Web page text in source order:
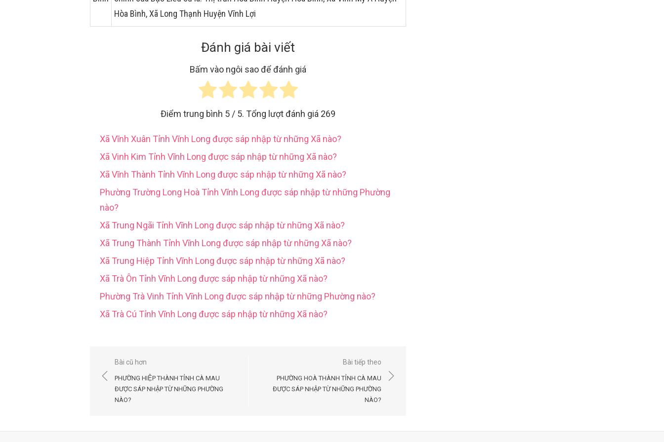
Hòa Bình, Xã Long Thạnh Huyện Vĩnh Lợi
Đánh giá bài viết
Bấm vào ngôi sao để đánh giá
Điểm trung bình 5 / 5. Tổng lượt đánh giá 269
Xã Vĩnh Xuân Tỉnh Vĩnh Long được sáp nhập từ những Xã nào?
Xã Vinh Kim Tỉnh Vĩnh Long được sáp nhập từ những Xã nào?
Xã Vĩnh Thành Tỉnh Vĩnh Long được sáp nhập từ những Xã nào?
Phường Trường Long Hoà Tỉnh Vĩnh Long được sáp nhập từ những Phường
nào?
Xã Trung Ngãi Tỉnh Vĩnh Long được sáp nhập từ những Xã nào?
Xã Trung Thành Tỉnh Vĩnh Long được sáp nhập từ những Xã nào?
Xã Trung Hiệp Tỉnh Vĩnh Long được sáp nhập từ những Xã nào?
Xã Trà Ôn Tỉnh Vĩnh Long được sáp nhập từ những Xã nào?
Phường Trà Vinh Tỉnh Vĩnh Long được sáp nhập từ những Phường nào?
Xã Trà Cú Tỉnh Vĩnh Long được sáp nhập từ những Xã nào?
Điều
hướng
viết
Bài cũ hơn
PHƯỜNG HIỆP THÀNH TỈNH CÀ MAU
ĐƯỢC SÁP NHẬP TỪ NHỮNG PHƯỜNG
NÀO?
Bài tiếp theo
PHƯỜNG HOÀ THÀNH TỈNH CÀ MAU
ĐƯỢC SÁP NHẬP TỪ NHỮNG PHƯỜNG
NÀO?